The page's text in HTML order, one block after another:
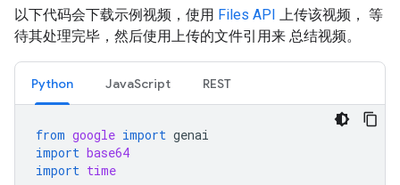
以下代码会下载示例视频，使用 Files API 上传该视频， 等
待其处理完毕，然后使用上传的文件引用来 总结视频。
Python JavaScript REST
from google import genai
import base64
import time